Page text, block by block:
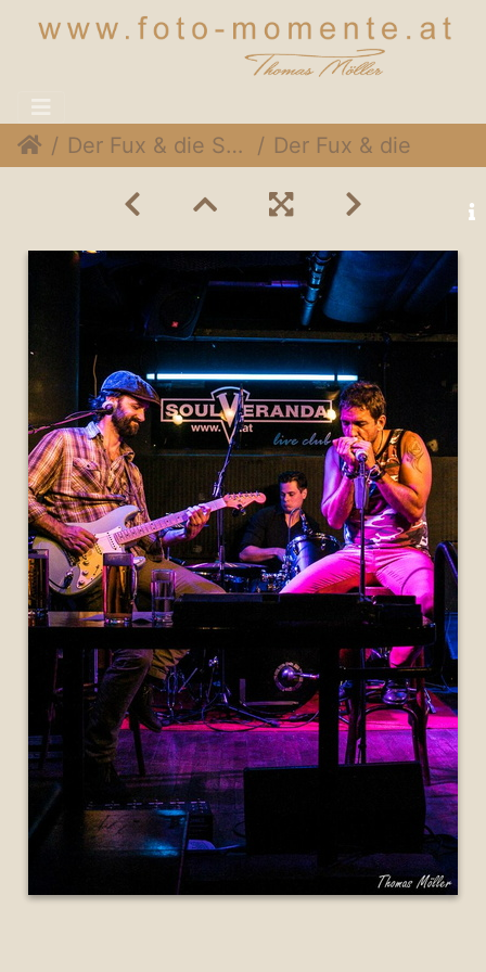
Der Fux & die SymPartie @ Soulveranda, 21. Juni 2015 Der Fux & die SymPartie 003